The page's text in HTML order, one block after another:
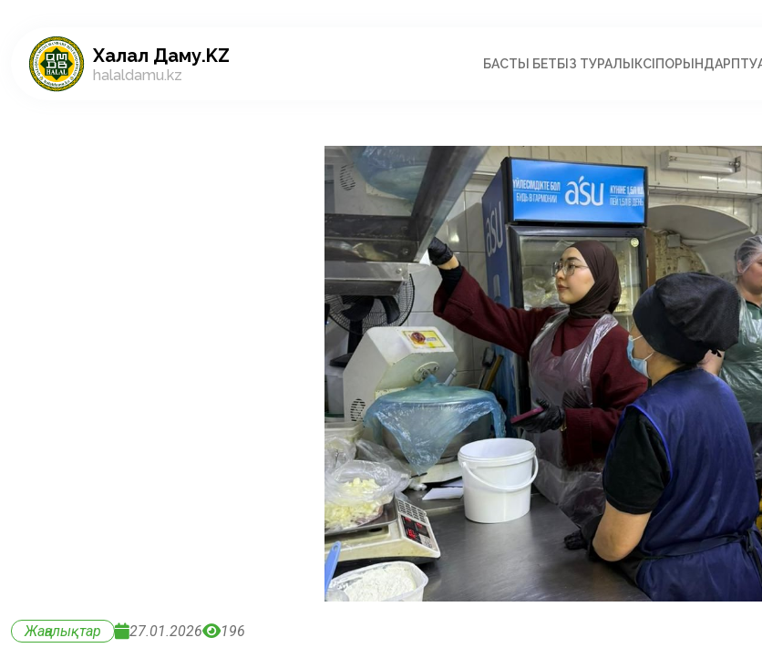
Халал Даму.KZ
halaldamu.kz
БАСТЫ БЕТБІЗ ТУРАЛЫ КӘСІПОРЫНДАР
Жаңалықтар 27.01.2026 196